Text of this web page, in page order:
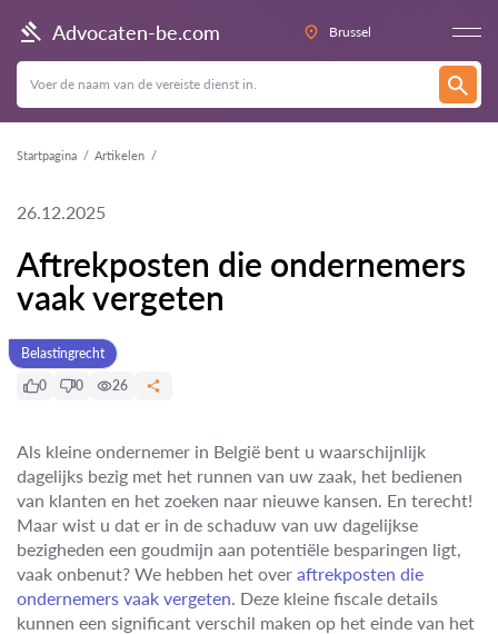
Advocaten-be.com Brussel
Startpagina Artikelen
26.12.2025
Aftrekposten die ondernemers
vaak vergeten
Belastingrecht
0
0 26
Als kleine ondernemer in België bent u waarschijnlijk
dagelijks bezig met het runnen van uw zaak, het bedienen
van klanten en het zoeken naar nieuwe kansen. En terecht!
Maar wist u dat er in de schaduw van uw dagelijkse
bezigheden een goudmijn aan potentiële besparingen ligt,
vaak onbenut? We hebben het over aftrekposten die
ondernemers vaak vergeten. Deze kleine fiscale details
kunnen een significant verschil maken op het einde van het